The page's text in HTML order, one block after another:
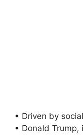
• Driven by
• Donald